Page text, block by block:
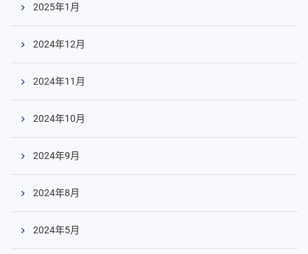
2025年1月
2024年12月
2024年11月
2024年10月
2024年9月
2024年8月
2024年5月